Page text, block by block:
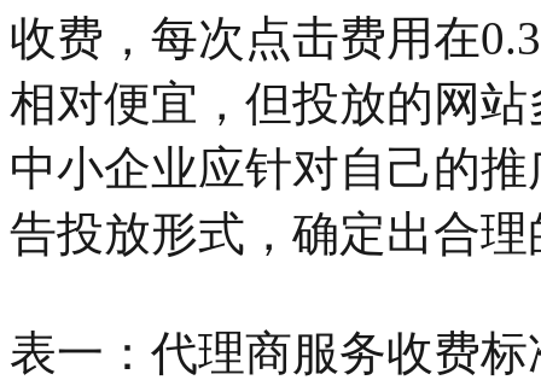
收费，每次点击费用在
相对便宜，但投放的网
中小企业应针对自己的
告投放形式，确定出合
表一：代理商服务收费标